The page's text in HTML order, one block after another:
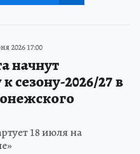
2026 17:00
начнут
сезону-2026/27 в
18 июля на